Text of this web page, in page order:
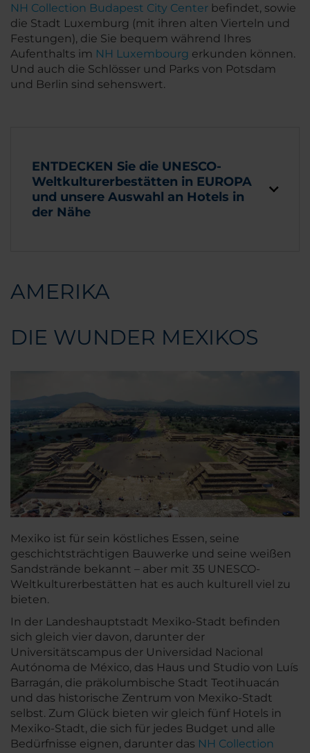
NH Collection Budapest City Center befindet, sowie
die Stadt Luxemburg (mit ihren alten Vierteln und
Festungen), die Sie bequem während Ihres
Aufenthalts im NH Luxembourg erkunden können.
Und auch die Schlösser und Parks von Potsdam
und Berlin sind sehenswert.
ENTDECKEN Sie die UNESCO-
Weltkulturerbestätten in EUROPA
und unsere Auswahl an Hotels in
der Nähe
AMERIKA
DIE WUNDER MEXIKOS
Mexiko ist für sein köstliches Essen, seine
geschichtsträchtigen Bauwerke und seine weißen
Sandstrände bekannt – aber mit 35 UNESCO-
Weltkulturerbestätten hat es auch kulturell viel zu
bieten.
In der Landeshauptstadt Mexiko-Stadt befinden
sich gleich vier davon, darunter der
Universitätscampus der Universidad Nacional
Autónoma de México, das Haus und Studio von Luís
Barragán, die präkolumbische Stadt Teotihuacán
und das historische Zentrum von Mexiko-Stadt
selbst. Zum Glück bieten wir gleich fünf Hotels in
Mexiko-Stadt, die sich für jedes Budget und alle
Bedürfnisse eignen, darunter das NH Collection